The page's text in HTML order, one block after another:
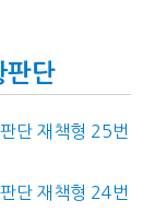
판단
단 재책형 25번
단 재책형 24번